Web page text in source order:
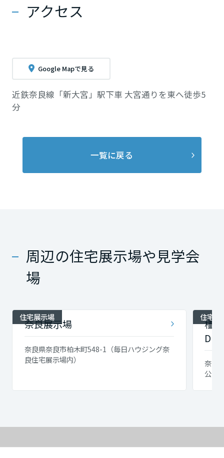
アクセス
Google Mapで見る
近鉄奈良線「新大宮」駅下車 大宮通りを東へ徒歩5
分
一覧に戻る
周辺の住宅展示場や見学会
場
住宅展示場
奈良展示場
奈良県奈良市柏木町548-1（毎日ハウジング奈
良住宅展示場内）
住宅展
橿
奈良
公園
長崎県
大分県
鹿児島県